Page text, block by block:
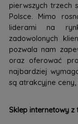
pierwszych trzech
Polsce. Mimo
liderami na
zadowolonych
pozwala nam
oraz oferować
najbardziej
są atrakcyjne
Sklep internetowy